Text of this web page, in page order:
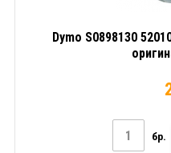
Dymo S0898130
бр.